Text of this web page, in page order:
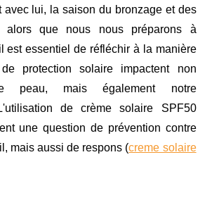
avec lui, la saison du bronzage et des
alors que nous nous préparons à
est essentiel de réfléchir à la manière
protection solaire impactent non
peau, mais également notre
de crème solaire SPF50
une question de prévention contre
mais aussi de respons (creme solaire